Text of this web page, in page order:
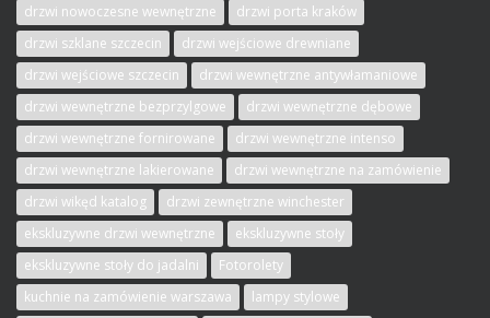
drzwi nowoczesne wewnętrzne
drzwi porta kraków
drzwi szklane szczecin
drzwi wejściowe drewniane
drzwi wejściowe szczecin
drzwi wewnętrzne antywłamaniowe
drzwi wewnętrzne bezprzylgowe
drzwi wewnętrzne dębowe
drzwi wewnętrzne fornirowane
drzwi wewnętrzne intenso
drzwi wewnętrzne lakierowane
drzwi wewnętrzne na zamówienie
drzwi wikęd katalog
drzwi zewnętrzne winchester
ekskluzywne drzwi wewnętrzne
ekskluzywne stoły
ekskluzywne stoły do jadalni
Fotorolety
kuchnie na zamówienie warszawa
lampy stylowe